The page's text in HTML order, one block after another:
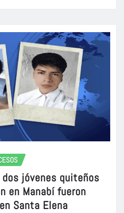
dos jóvenes quiteños
en Manabí fueron
Santa Elena